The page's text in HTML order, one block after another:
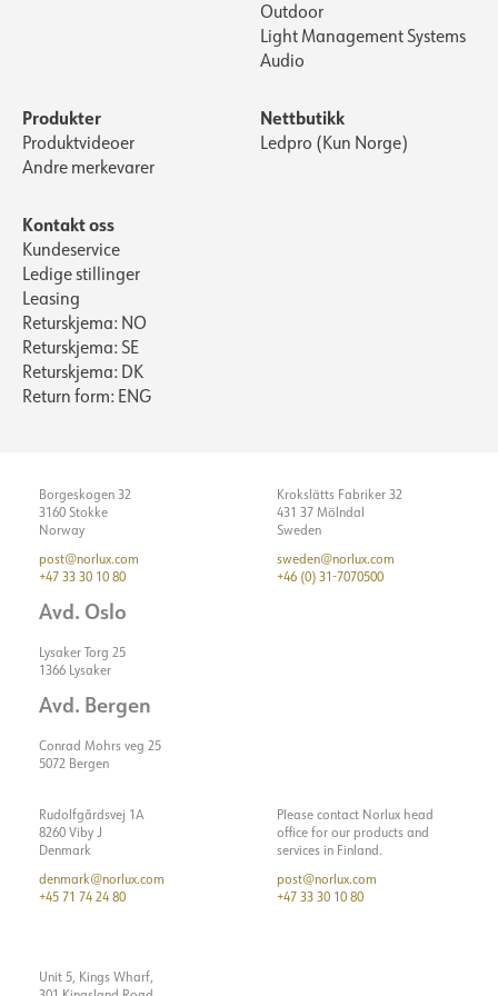
100
500
Outdoor
Light Management Systems
Audio
Produkter
Produktvideoer
Andre merkevarer
Nettbutikk
Ledpro (Kun Norge)
Kontakt oss
Kundeservice
Ledige stillinger
Leasing
Returskjema: NO
Returskjema: SE
Returskjema: DK
Return form: ENG
Borgeskogen 32
3160 Stokke
Norway
post@norlux.com
+47 33 30 10 80
Avd. Oslo
Lysaker Torg 25
1366 Lysaker
Avd. Bergen
Conrad Mohrs veg 25
5072 Bergen
Krokslätts Fabriker 32
431 37 Mölndal
Sweden
sweden@norlux.com
+46 (0) 31-7070500
Rudolfgårdsvej 1A
8260 Viby J
Denmark
denmark@norlux.com
+45 71 74 24 80
Please contact Norlux head
office for our products and
services in Finland.
post@norlux.com
+47 33 30 10 80
Unit 5, Kings Wharf,